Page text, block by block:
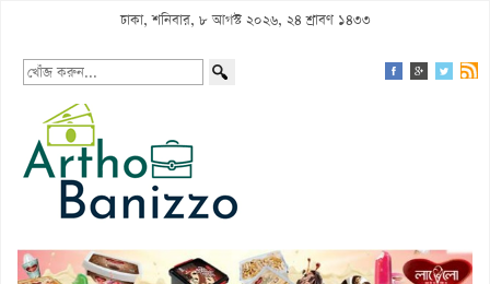
ঢাকা, শনিবার, ৮ আগস্ট ২০২৬, ২৪ শ্রাবণ ১৪৩৩